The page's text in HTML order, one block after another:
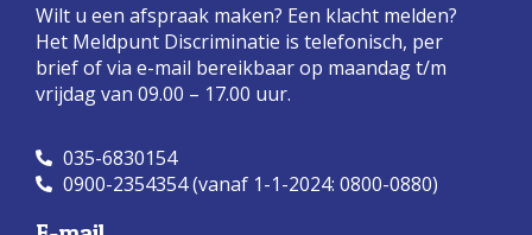
Wilt u een afspraak maken? Een klacht melden?
Het Meldpunt Discriminatie is telefonisch, per
brief of via e-mail bereikbaar op maandag t/m
vrijdag van 09.00 – 17.00 uur.
035-6830154
0900-2354354 (vanaf 1-1-2024: 0800-0880)